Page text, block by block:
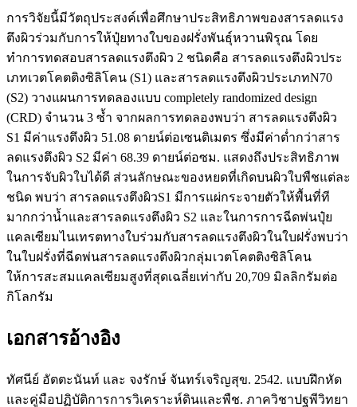
การวิจัยนี้มีวัตถุประสงค์เพื่อศึกษาประสิทธิภาพของสารลดแรง
ตึงผิวร่วมกับการให้ปุ๋ยทางใบของฝรั่งพันธุ์หวานพิรุณ โดย
ทำการทดสอบสารลดแรงตึงผิว 2 ชนิดคือ สารลดแรงตึงผิวประ
เภทเวตโคตติงซิลิโคน (S1) และสารลดแรงตึงผิวประเภทN70
(S2) วางแผนการทดลองแบบ completely randomized design
(CRD) จำนวน 3 ซ้ำ จากผลการทดลองพบว่า สารลดแรงตึงผิว
S1 มีค่าแรงตึงผิว 51.08 ดายน์ต่อเซนติเมตร ซึ่งมีค่าต่ำกว่าสาร
ลดแรงตึงผิว S2 มีค่า 68.39 ดายน์ต่อซม. แสดงถึงประสิทธิภาพ
ในการจับผิวใบได้ดี ส่วนลักษณะของหยดที่เกิดบนผิวใบพืชแต่ละ
ชนิด พบว่า สารลดแรงตึงผิวS1 มีการแผ่กระจายตัวให้พื้นที่ที
มากกว่าน้ำและสารลดแรงตึงผิว S2 และในการการฉีดพ่นปุ๋ย
แคลเซียมไนเทรตทางใบร่วมกับสารลดแรงตึงผิวในใบฝรั่งพบว่า
ในใบฝรั่งที่ฉีดพ่นสารลดแรงตึงผิวกลุ่มเวตโคตติงซิลิโคน
ให้การสะสมแคลเซียมสูงที่สุดเฉลี่ยเท่ากับ 20,709 มิลลิกรัมต่อ
กิโลกรัม
เอกสารอ้างอิง
ทัศนีย์ อัตตะนันท์ และ จงรักษ์ จันทร์เจริญสุข. 2542. แบบฝึกหัด
และคู่มือปฏิบัติการการวิเคราะห์ดินและพืช. ภาควิชาปฐพีวิทยา